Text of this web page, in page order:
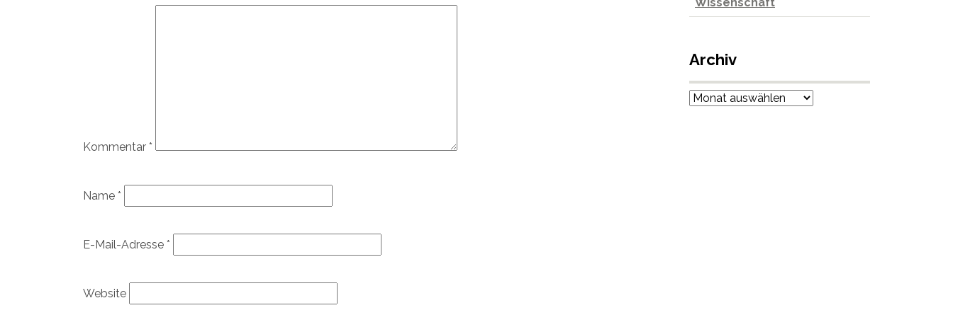
Kommentar *
Name *
E-Mail-Adresse *
Website
Archiv
Archiv